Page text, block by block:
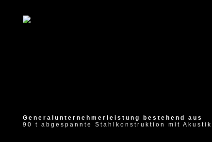
Generalunternehmerleistung bestehend aus
90 t abgespannte Stahlkonstruktion mit